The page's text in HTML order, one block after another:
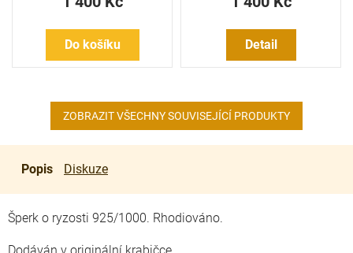
Do košíku Detail
ZOBRAZIT VŠECHNY SOUVISEJÍCÍ PRODUKTY
Popis Diskuze
Šperk o ryzosti 925/1000. Rhodiováno.